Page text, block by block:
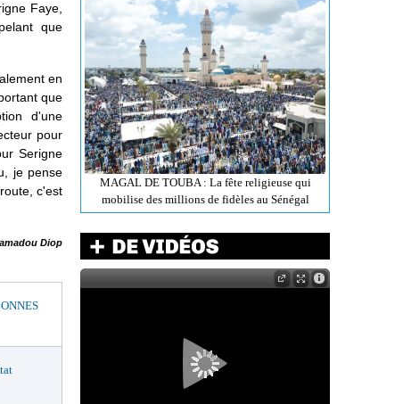
Faye,
que
en
que
d'une
pour
Serigne
je pense
c'est
Diop
MAGAL DE TOUBA : La fête religieuse qui
mobilise des millions de fidèles au Sénégal